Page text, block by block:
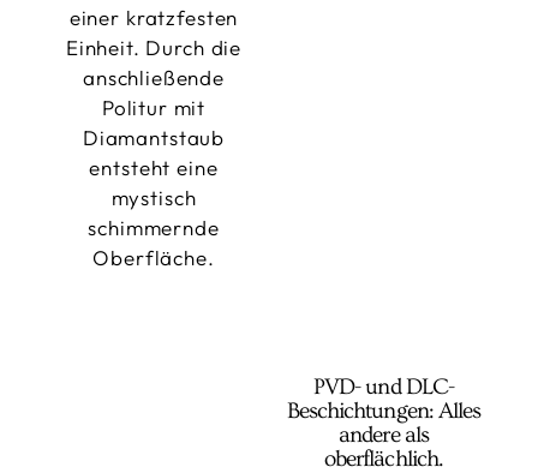
einer kratzfesten
Einheit. Durch die
anschließende
Politur mit
Diamantstaub
entsteht eine
mystisch
schimmernde
Oberfläche.
PVD- und DLC-
Beschichtungen: Alles
andere als
oberflächlich.